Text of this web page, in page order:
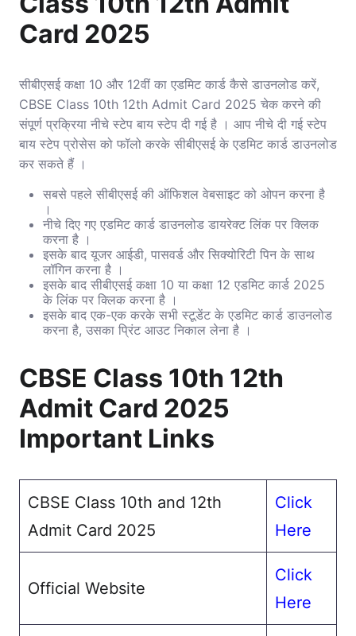
Card 2025
सीबीएसई कक्षा 10 और 12वीं का एडमिट कार्ड कैसे डाउनलोड करें,
CBSE Class 10th 12th Admit Card 2025 चेक करने की
संपूर्ण प्रक्रिया नीचे स्टेप बाय स्टेप दी गई है । आप नीचे दी गई स्टेप
बाय स्टेप प्रोसेस को फॉलो करके सीबीएसई के एडमिट कार्ड डाउनलोड
कर सकते हैं ।
सबसे पहले सीबीएसई की ऑफिशल वेबसाइट को ओपन करना है
।
नीचे दिए गए एडमिट कार्ड डाउनलोड डायरेक्ट लिंक पर क्लिक
करना है ।
इसके बाद यूजर आईडी, पासवर्ड और सिक्योरिटी पिन के साथ
लॉगिन करना है ।
इसके बाद सीबीएसई कक्षा 10 या कक्षा 12 एडमिट कार्ड 2025
के लिंक पर क्लिक करना है ।
इसके बाद एक-एक करके सभी स्टूडेंट के एडमिट कार्ड डाउनलोड
करना है, उसका प्रिंट आउट निकाल लेना है ।
CBSE Class 10th 12th
Admit Card 2025
Important Links
CBSE Class 10th and 12th
Admit Card 2025
Click
Here
Official Website
Click
Here